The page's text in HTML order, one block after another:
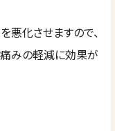
悪化させますので、
みの軽減に効果が